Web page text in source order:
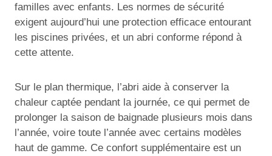
familles avec enfants. Les normes de sécurité
exigent aujourd’hui une protection efficace entourant
les piscines privées, et un abri conforme répond à
cette attente.
Sur le plan thermique, l’abri aide à conserver la
chaleur captée pendant la journée, ce qui permet de
prolonger la saison de baignade plusieurs mois dans
l’année, voire toute l’année avec certains modèles
haut de gamme. Ce confort supplémentaire est un